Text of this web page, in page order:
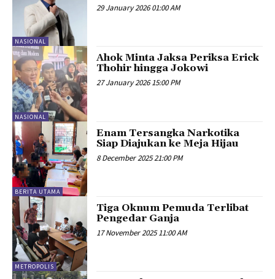
NASIONAL
29 January 2026 01:00 AM
NASIONAL
Ahok Minta Jaksa Periksa Erick
Thohir hingga Jokowi
27 January 2026 15:00 PM
BERITA UTAMA
Enam Tersangka Narkotika
Siap Diajukan ke Meja Hijau
8 December 2025 21:00 PM
METROPOLIS
Tiga Oknum Pemuda Terlibat
Pengedar Ganja
17 November 2025 11:00 AM